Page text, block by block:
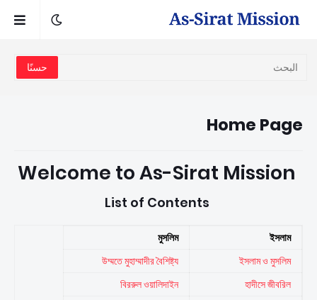
Home Page
ইসলাম
মুসলিম
ইসলাম ও মুসলিম
উম্মতে মুহাম্মাদীর বৈশিষ্ট্য
হাদীসে জীবরিল
বিররুল ওয়ালিদাইন